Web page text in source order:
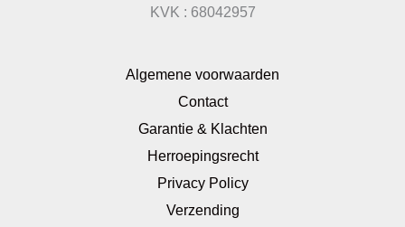
KVK : 68042957
Algemene voorwaarden
Contact
Garantie & Klachten
Herroepingsrecht
Privacy Policy
Verzending